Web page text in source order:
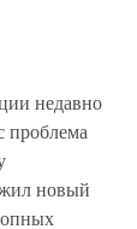
недавно
проблема
новый